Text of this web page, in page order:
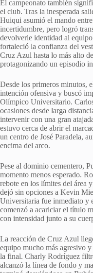
El campeonato también
el club. Tras la inesperada
Huiqui asumió el mando
incertidumbre, pero logró
devolverle identidad al
fortaleció la confianza del
Cruz Azul hasta lo más alto
protagonizando un episodio
Desde los primeros minutos,
intención ofensiva y buscó
Olímpico Universitario.
ocasiones desde larga
intervenir con una gran
estuvo cerca de abrir el
un centro de José Paradela,
encima del arco.
Pese al dominio cementero,
momento menos esperado.
rebote en los límites del área
dejó sin opciones a Kevin
Universitaria fue inmediato y
comenzó a acariciar el título
con intensidad junto a su
La reacción de Cruz Azul
equipo mucho más agresivo
la final. Charly Rodríguez
alcanzó la línea de fondo y